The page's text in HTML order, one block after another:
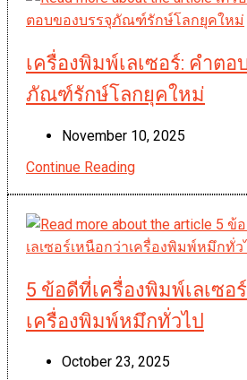
โลก
ถึง
ทยอย
เปลี่ยน
มา
เครื่องพิมพ์
เลเซอร์
เครื่องพิมพ์เลเซอร์: คำตอ
ภัณฑ์รักษ์โลกยุคใหม่
Post
November 10, 2025
Continue Readingเครื่องพิมพ์
เลเซอร์:
ตอบ
ของ
บรรจุ
ภัณฑ์
รักษ์
ยุค
5 ข้อดีที่เครื่องพิมพ์เลเซอ
เครื่องพิมพ์หมึกทั่วไป
Post
October 23, 2025